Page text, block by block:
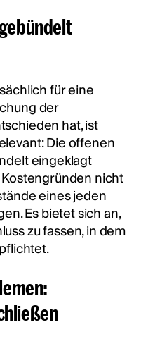
für eine
der
hat, ist
Die offenen
eingeklagt
nicht
eines jeden
Es bietet sich an,
zu fassen, in dem